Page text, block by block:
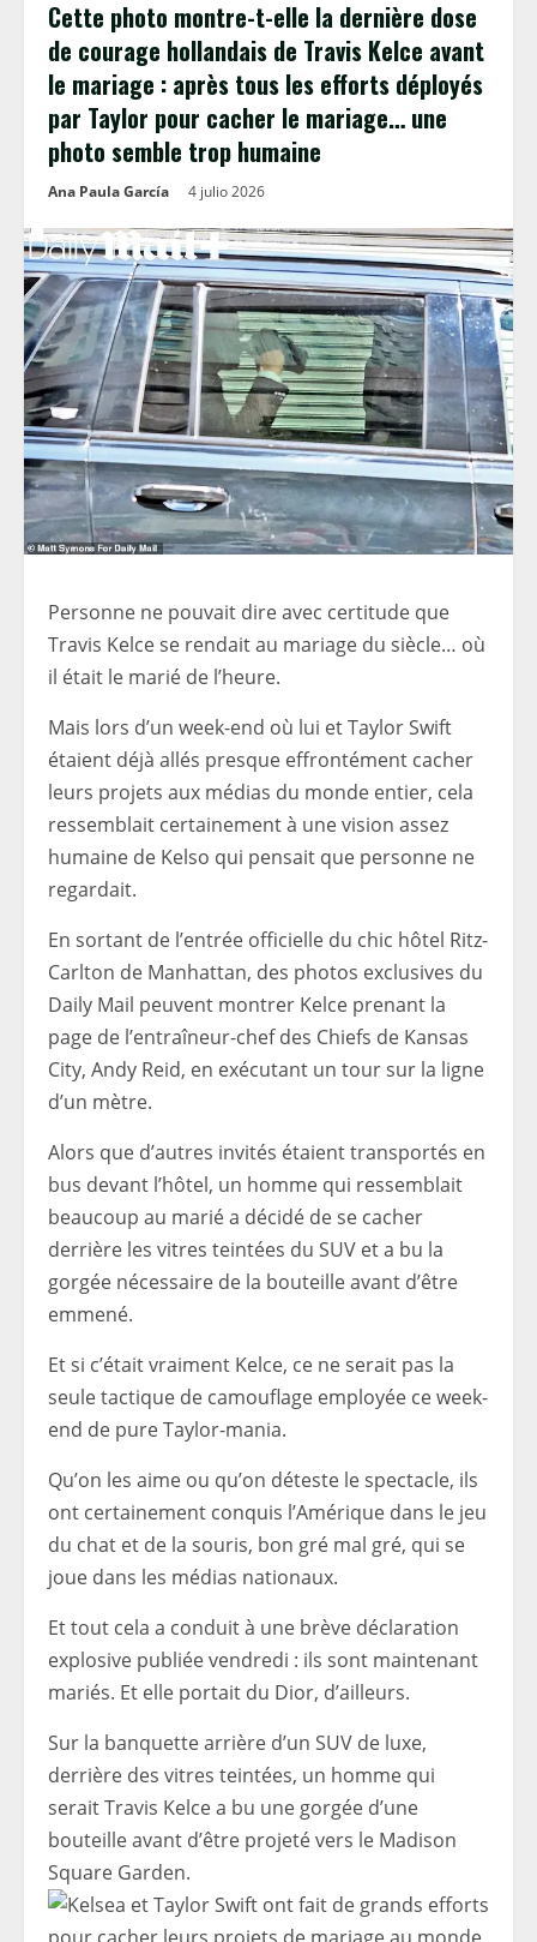
Cette photo montre-t-elle la dernière dose
de courage hollandais de Travis Kelce avant
le mariage : après tous les efforts déployés
par Taylor pour cacher le mariage… une
photo semble trop humaine
Ana Paula García 4 julio 2026
Personne ne pouvait dire avec certitude que
Travis Kelce se rendait au mariage du siècle… où
il était le marié de l’heure.
Mais lors d’un week-end où lui et Taylor Swift
étaient déjà allés presque effrontément cacher
leurs projets aux médias du monde entier, cela
ressemblait certainement à une vision assez
humaine de Kelso qui pensait que personne ne
regardait.
En sortant de l’entrée officielle du chic hôtel Ritz-
Carlton de Manhattan, des photos exclusives du
Daily Mail peuvent montrer Kelce prenant la
page de l’entraîneur-chef des Chiefs de Kansas
City, Andy Reid, en exécutant un tour sur la ligne
d’un mètre.
Alors que d’autres invités étaient transportés en
bus devant l’hôtel, un homme qui ressemblait
beaucoup au marié a décidé de se cacher
derrière les vitres teintées du SUV et a bu la
gorgée nécessaire de la bouteille avant d’être
emmené.
Et si c’était vraiment Kelce, ce ne serait pas la
seule tactique de camouflage employée ce week-
end de pure Taylor-mania.
Qu’on les aime ou qu’on déteste le spectacle, ils
ont certainement conquis l’Amérique dans le jeu
du chat et de la souris, bon gré mal gré, qui se
joue dans les médias nationaux.
Et tout cela a conduit à une brève déclaration
explosive publiée vendredi : ils sont maintenant
mariés. Et elle portait du Dior, d’ailleurs.
Sur la banquette arrière d’un SUV de luxe,
derrière des vitres teintées, un homme qui
serait Travis Kelce a bu une gorgée d’une
bouteille avant d’être projeté vers le Madison
Square Garden.